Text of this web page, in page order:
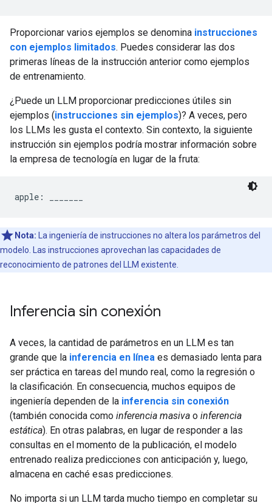
Proporcionar varios ejemplos se denomina instrucciones
con ejemplos limitados. Puedes considerar las dos
primeras líneas de la instrucción anterior como ejemplos
de entrenamiento.
¿Puede un LLM proporcionar predicciones útiles sin
ejemplos (instrucciones sin ejemplos)? A veces, pero
los LLMs les gusta el contexto. Sin contexto, la siguiente
instrucción sin ejemplos podría mostrar información sobre
la empresa de tecnología en lugar de la fruta:
Nota: La ingeniería de instrucciones no altera los parámetros del
modelo. Las instrucciones aprovechan las capacidades de
reconocimiento de patrones del LLM existente.
Inferencia sin conexión
A veces, la cantidad de parámetros en un LLM es tan
grande que la inferencia en línea es demasiado lenta para
ser práctica en tareas del mundo real, como la regresión o
la clasificación. En consecuencia, muchos equipos de
ingeniería dependen de la inferencia sin conexión
(también conocida como inferencia masiva o inferencia
estática). En otras palabras, en lugar de responder a las
consultas en el momento de la publicación, el modelo
entrenado realiza predicciones con anticipación y, luego,
almacena en caché esas predicciones.
No importa si un LLM tarda mucho tiempo en completar su